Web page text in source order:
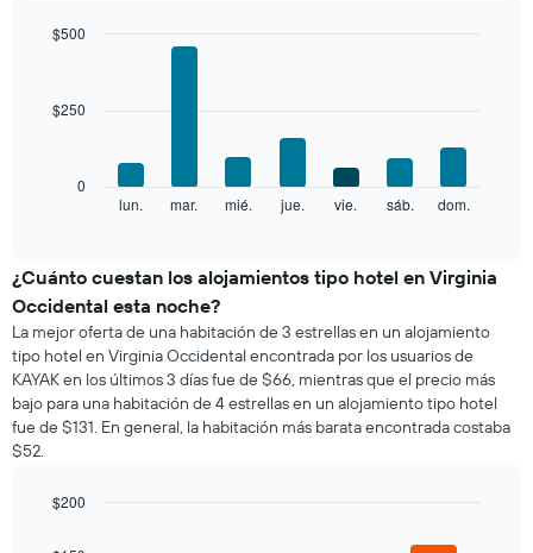
mes
muestra
El
gráfico
muestra
1
eje
Y
que
indica
el
promedio
el
precio
promedio
de
una
habitación
por
cada
día
la
lun. mar. mié. jue. vie. sáb. dom.
0
$250
$500
¿Cuánto cuestan los alojamientos tipo hotel en Virginia
Occidental esta noche?
La mejor oferta de una habitación de 3 estrellas en un alojamiento
tipo hotel en Virginia Occidental encontrada por los usuarios de
KAYAK en los últimos 3 días fue de $66, mientras que el precio más
bajo para una habitación de 4 estrellas en un alojamiento tipo hotel
fue de $131. En general, la habitación más barata encontrada costaba
$52.
$200